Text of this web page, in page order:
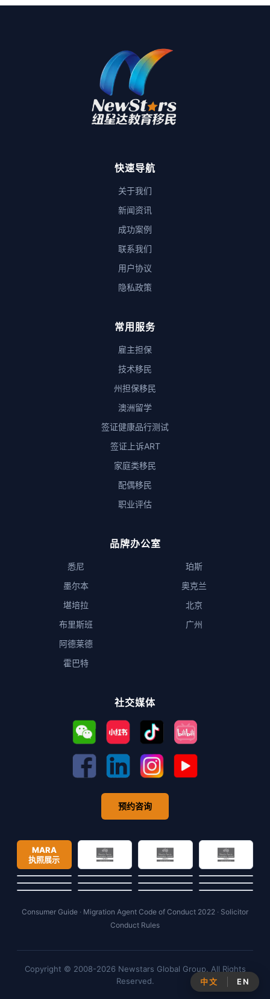
快速导航
关于我们
新闻资讯
成功案例
联系我们
用户协议
隐私政策
常用服务
雇主担保
技术移民
州担保移民
澳洲留学
签证健康品行测试
签证上诉ART
家庭类移民
配偶移民
职业评估
品牌办公室
悉尼
墨尔本
堪培拉
布里斯班
阿德莱德
霍巴特
珀斯
奥克兰
北京
广州
社交媒体
预约咨询
MARA
执照展示
Consumer Guide · Migration Agent Code of Conduct 2022 · Solicitor
Conduct Rules
Copyright © 2008-2026 Newstars Global Group. All Rights
Reserved.
中文 EN